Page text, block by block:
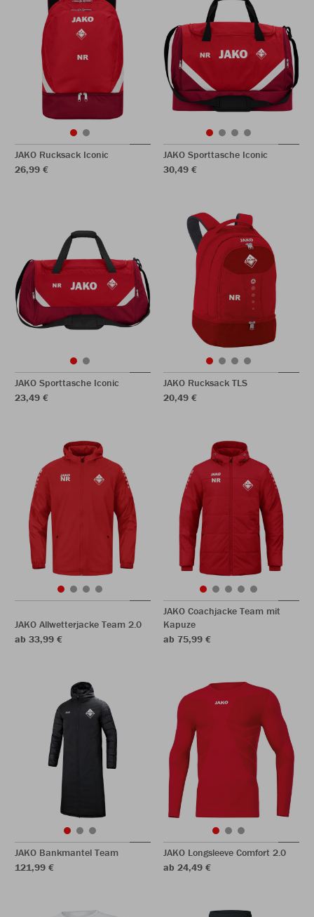
JAKO Rucksack Iconic
26,99 €
JAKO Sporttasche Iconic
30,49 €
JAKO Sporttasche Iconic
23,49 €
JAKO Rucksack TLS
20,49 €
JAKO Allwetterjacke Team 2.0
ab 33,99 €
JAKO Coachjacke Team mit
Kapuze
ab 75,99 €
JAKO Bankmantel Team
121,99 €
JAKO Longsleeve Comfort 2.0
ab 24,49 €